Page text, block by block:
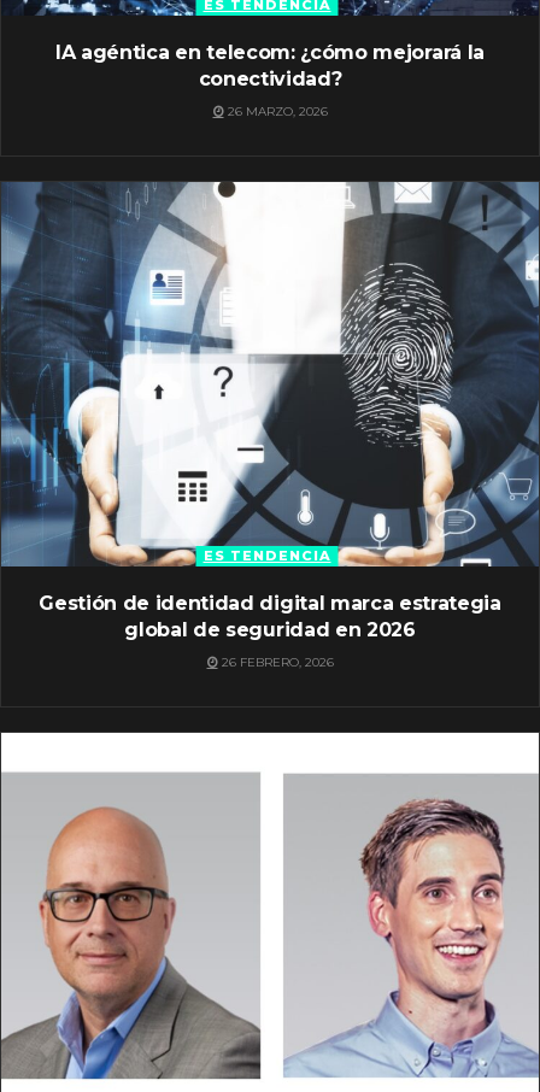
ES TENDENCIA
IA agéntica en telecom: ¿cómo mejorará la
conectividad?
26 MARZO, 2026
ES TENDENCIA
Gestión de identidad digital marca estrategia
global de seguridad en 2026
26 FEBRERO, 2026